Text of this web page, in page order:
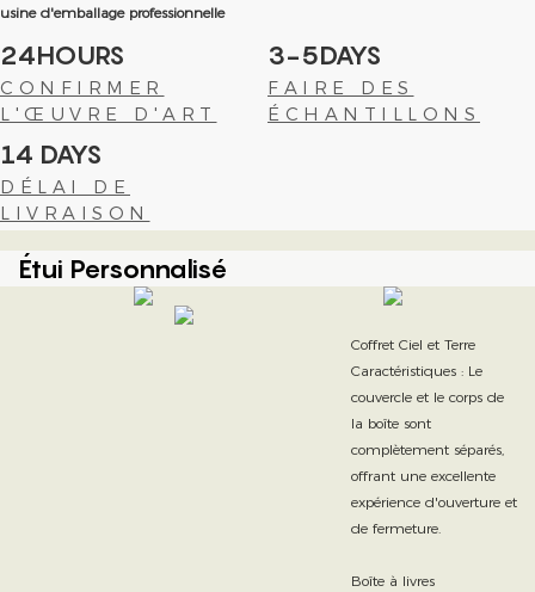
usine d'emballage professionnelle
24HOURS
CONFIRMER
L'ŒUVRE D'ART
3-5DAYS
FAIRE DES
ÉCHANTILLONS
14 DAYS
DÉLAI DE
LIVRAISON
Étui Personnalisé
Coffret Ciel et Terre
Caractéristiques : Le
couvercle et le corps de
la boîte sont
complètement séparés,
offrant une excellente
expérience d'ouverture et
de fermeture.
Boîte à livres